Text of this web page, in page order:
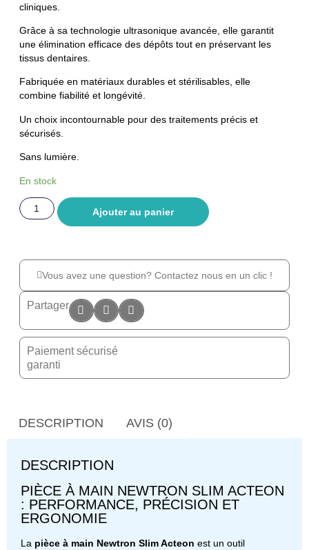
cliniques.
Grâce à sa technologie ultrasonique avancée, elle garantit
une élimination efficace des dépôts tout en préservant les
tissus dentaires.
Fabriquée en matériaux durables et stérilisables, elle
combine fiabilité et longévité.
Un choix incontournable pour des traitements précis et
sécurisés.
Sans lumière.
En stock
Ajouter au panier
Vous avez une question? Contactez nous en un clic !
Partager
Paiement sécurisé
garanti
DESCRIPTION AVIS (0)
DESCRIPTION
PIÈCE À MAIN NEWTRON SLIM ACTEON
: PERFORMANCE, PRÉCISION ET
ERGONOMIE
La pièce à main Newtron Slim Acteon est un outil